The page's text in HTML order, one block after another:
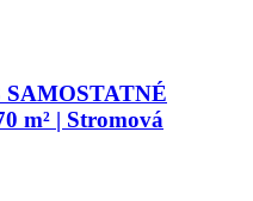
m² | Stromová